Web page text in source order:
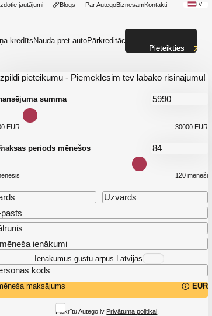
jautājumi Blogs Par AutegoBiznesamKontakti LV
kredītsNauda pret autoPārkreditācija
pieteikumu - Piemeklēsim tev labāko risinājumu!
summa
EUR 30000 EUR
periods mēnešos
120 mēneši
Ienākumus gūstu ārpus Latvijas
maksājums EUR
Piekrītu Autego.lv Privātuma politikai